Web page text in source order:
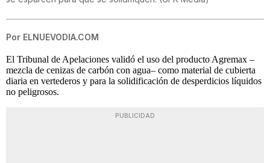
Por ELNUEVODIA.COM
El Tribunal de Apelaciones validó el uso del producto Agremax –
mezcla de cenizas de carbón con agua– como material de cubierta
diaria en vertederos y para la solidificación de desperdicios líquidos
no peligrosos.
PUBLICIDAD